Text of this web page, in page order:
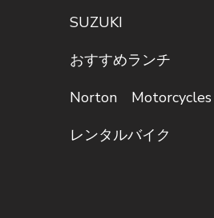
SUZUKI
おすすめランチ
Norton Motorcycles
レンタルバイク